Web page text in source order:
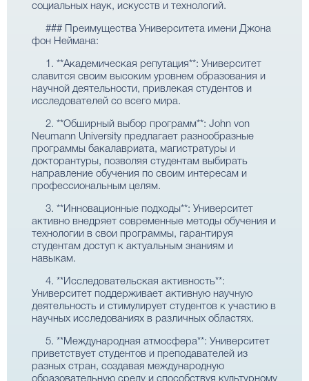
социальных наук, искусств и технологий.
### Преимущества Университета имени Джона
фон Неймана:
1. **Академическая репутация**: Университет
славится своим высоким уровнем образования и
научной деятельности, привлекая студентов и
исследователей со всего мира.
2. **Обширный выбор программ**: John von
Neumann University предлагает разнообразные
программы бакалавриата, магистратуры и
докторантуры, позволяя студентам выбирать
направление обучения по своим интересам и
профессиональным целям.
3. **Инновационные подходы**: Университет
активно внедряет современные методы обучения и
технологии в свои программы, гарантируя
студентам доступ к актуальным знаниям и
навыкам.
4. **Исследовательская активность**:
Университет поддерживает активную научную
деятельность и стимулирует студентов к участию в
научных исследованиях в различных областях.
5. **Международная атмосфера**: Университет
приветствует студентов и преподавателей из
разных стран, создавая международную